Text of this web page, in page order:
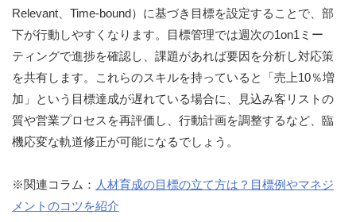
Relevant、Time-bound）に基づき目標を設定することで、部
下が行動しやすくなります。目標管理では週次の1on1ミー
ティングで進捗を確認し、課題があれば要因を分析し対応策
を共有します。これらのスキルを持っていると「売上10％増
加」という目標達成が遅れている場合に、見込み客リストの
質や営業プロセスを再評価し、行動計画を調整するなど、臨
機応変な軌道修正が可能になるでしょう。
※関連コラム： 人材育成の目標の立て方は？目標例やマネジ
メントのコツを紹介